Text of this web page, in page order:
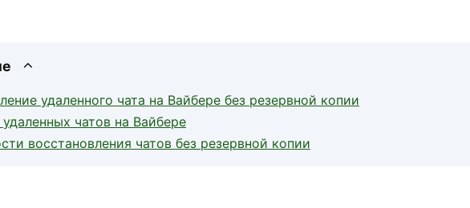
удаленного чата на Вайбере без резервной копии
чатов на Вайбере
восстановления чатов без резервной копии